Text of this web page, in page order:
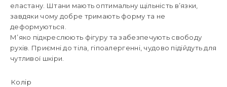
еластану. Штани мають оптимальну щільність в’язки,
завдяки чому добре тримають форму та не
деформуються.
М’яко підкреслюють фігуру та забезпечують свободу
рухів. Приємні до тіла, гіпоалергенні, чудово підійдуть для
чутливої шкіри.
Колір